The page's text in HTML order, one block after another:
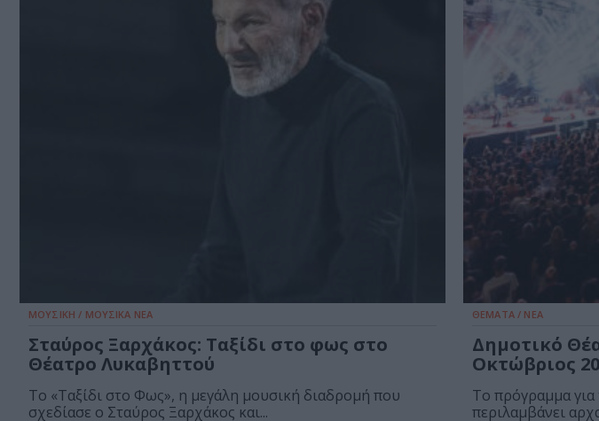
ΜΟΥΣΙΚΗ / ΜΟΥΣΙΚΑ ΝΕΑ
Σταύρος Ξαρχάκος: Ταξίδι στο φως στο
Θέατρο Λυκαβηττού
Το «Ταξίδι στο Φως», η μεγάλη μουσική διαδρομή που
σχεδίασε ο Σταύρος Ξαρχάκος και...
ΘΕΜΑΤΑ / ΝΕΑ
Δημοτικό
Οκτώβριος
Το πρόγραμμα
περιλαμβάνει